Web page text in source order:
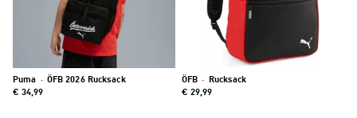
Puma · ÖFB 2026 Rucksack
€ 34,99
ÖFB · Rucksack
€ 29,99